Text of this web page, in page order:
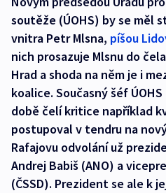
soutěže (ÚOHS) by se měl
vnitra Petr Mlsna, píšou
nich prosazuje Mlsnu do
Hrad a shoda na něm je i
koalice. Současný šéf
době čelí kritice například
postupoval v tendru na
Rafajovu odvolání už
Andrej Babiš (ANO) a
(ČSSD). Prezident se ale k